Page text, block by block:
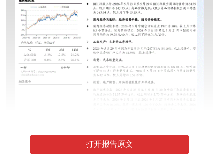
打开报告原文